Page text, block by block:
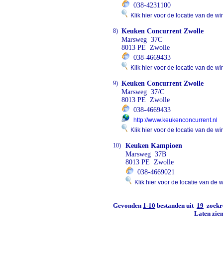
038-4231100
Klik hier voor de locatie van de
8) Keuken Concurrent Zwolle
Marsweg 37C
8013 PE Zwolle
038-4669433
Klik hier voor de locatie van de
9) Keuken Concurrent Zwolle
Marsweg 37/C
8013 PE Zwolle
038-4669433
http://www.keukenconcurrent.nl
Klik hier voor de locatie van de
10)
Keuken Kampioen
Marsweg 37B
8013 PE Zwolle
038-4669021
Klik hier voor de locatie van de
Gevonden 1-10 bestanden uit 19
Laten